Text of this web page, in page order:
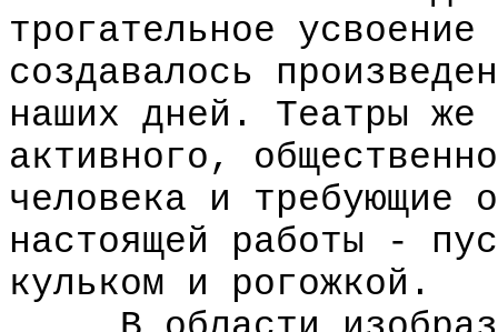
трогательное
создавалось
наших дней. Театры же
активного,
человека и требующие
настоящей работы -
кульком и рогожкой.